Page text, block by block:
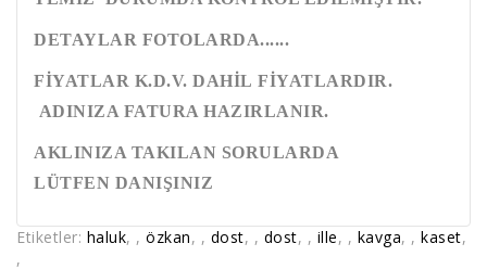
DETAYLAR FOTOLARDA......
FİYATLAR K.D.V. DAHİL FİYATLARDIR.
ADINIZA FATURA HAZIRLANIR.
AKLINIZA TAKILAN SORULARDA
LÜTFEN DANIŞINIZ
Etiketler: haluk, , özkan, , dost, , dost, , ille, , kavga, , kaset,
,